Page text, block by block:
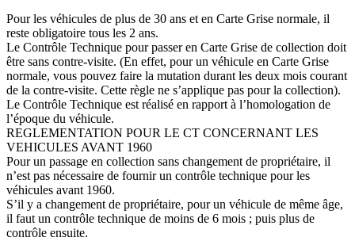
Pour les véhicules de plus de 30 ans et en Carte Grise normale, il
reste obligatoire tous les 2 ans.
Le Contrôle Technique pour passer en Carte Grise de collection doit
être sans contre-visite. (En effet, pour un véhicule en Carte Grise
normale, vous pouvez faire la mutation durant les deux mois courant
de la contre-visite. Cette règle ne s’applique pas pour la collection).
Le Contrôle Technique est réalisé en rapport à l’homologation de
l’époque du véhicule.
REGLEMENTATION POUR LE CT CONCERNANT LES
VEHICULES AVANT 1960
Pour un passage en collection sans changement de propriétaire, il
n’est pas nécessaire de fournir un contrôle technique pour les
véhicules avant 1960.
S’il y a changement de propriétaire, pour un véhicule de même âge,
il faut un contrôle technique de moins de 6 mois ; puis plus de
contrôle ensuite.